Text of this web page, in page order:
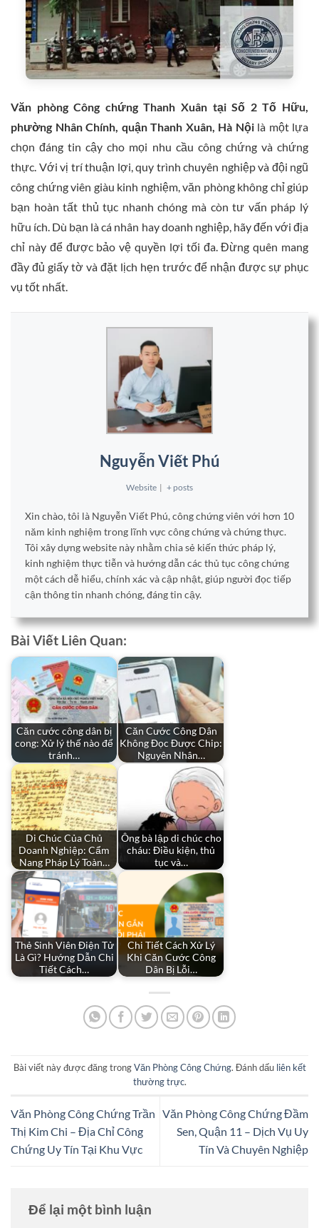
Văn phòng Công chứng Thanh Xuân tại Số 2 Tố Hữu,
phường Nhân Chính, quận Thanh Xuân, Hà Nộilà một lựa
chọn đáng tin cậy cho mọi nhu cầu công chứng và chứng
thực. Với vị trí thuận lợi, quy trình chuyên nghiệp và đội ngũ
công chứng viên giàu kinh nghiệm, văn phòng không chỉ giúp
bạn hoàn tất thủ tục nhanh chóng mà còn tư vấn pháp lý
hữu ích. Dù bạn là cá nhân hay doanh nghiệp, hãy đến với địa
chỉ này để được bảo vệ quyền lợi tối đa. Đừng quên mang
đầy đủ giấy tờ và đặt lịch hẹn trước để nhận được sự phục
vụ tốt nhất.
Nguyễn Viết Phú
Website | + posts
Xin chào, tôi là Nguyễn Viết Phú, công chứng viên với hơn 10
năm kinh nghiệm trong lĩnh vực công chứng và chứng thực.
Tôi xây dựng website này nhằm chia sẻ kiến thức pháp lý,
kinh nghiệm thực tiễn và hướng dẫn các thủ tục công chứng
một cách dễ hiểu, chính xác và cập nhật, giúp người đọc tiếp
cận thông tin nhanh chóng, đáng tin cậy.
Bài Viết Liên Quan:
Căn cước công dân bị
cong: Xử lý thế nào để
tránh…
Căn Cước Công Dân
Không Đọc Được Chip:
Nguyên Nhân…
Di Chúc Của Chủ
Doanh Nghiệp: Cẩm
Nang Pháp Lý Toàn…
Ông bà lập di chúc cho
cháu: Điều kiện, thủ
tục và…
Thẻ Sinh Viên Điện Tử
Là Gì? Hướng Dẫn Chi
Tiết Cách…
Chi Tiết Cách Xử Lý
Khi Căn Cước Công
Dân Bị Lỗi…
Bài viết này được đăng trongVăn Phòng Công Chứng. Đánh dấu liên kết
thường trực.
Văn Phòng Công Chứng Trần
Thị Kim Chi – Địa Chỉ Công
Chứng Uy Tín Tại Khu Vực
Văn Phòng Công Chứng Đầm
Sen, Quận 11 – Dịch Vụ Uy
Tín Và Chuyên Nghiệp
Để lại một bình luận